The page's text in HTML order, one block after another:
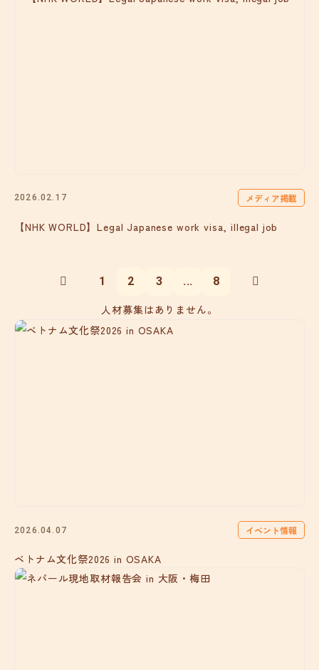
2026.02.17 メディア掲載
【NHK WORLD】Legal Japanese work visa, illegal job
1 2 3 ... 8
人材募集はありません。
2026.04.07 イベント情報
ベトナム文化祭2026 in OSAKA